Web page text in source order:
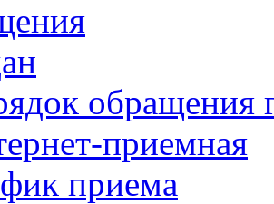
обращения
приемная
приема